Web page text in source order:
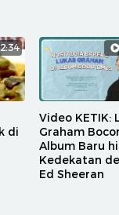
di
Video KETIK:
Graham
Album Baru
Kedekatan
Ed Sheeran